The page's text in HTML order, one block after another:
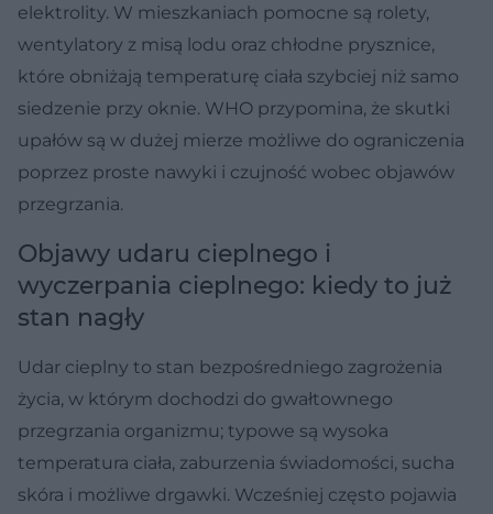
elektrolity. W mieszkaniach pomocne są rolety,
wentylatory z misą lodu oraz chłodne prysznice,
które obniżają temperaturę ciała szybciej niż samo
siedzenie przy oknie. WHO przypomina, że skutki
upałów są w dużej mierze możliwe do ograniczenia
poprzez proste nawyki i czujność wobec objawów
przegrzania.
Objawy udaru cieplnego i
wyczerpania cieplnego: kiedy to już
stan nagły
Udar cieplny to stan bezpośredniego zagrożenia
życia, w którym dochodzi do gwałtownego
przegrzania organizmu; typowe są wysoka
temperatura ciała, zaburzenia świadomości, sucha
skóra i możliwe drgawki. Wcześniej często pojawia